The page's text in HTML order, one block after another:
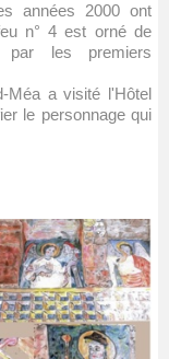
années 2000 ont
n° 4 est orné de
par les premiers
Méa a visité l'Hôtel
le personnage qui